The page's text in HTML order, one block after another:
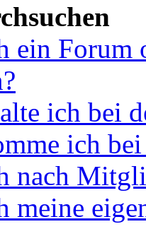
ein Forum
ich bei
ich
nach
meine